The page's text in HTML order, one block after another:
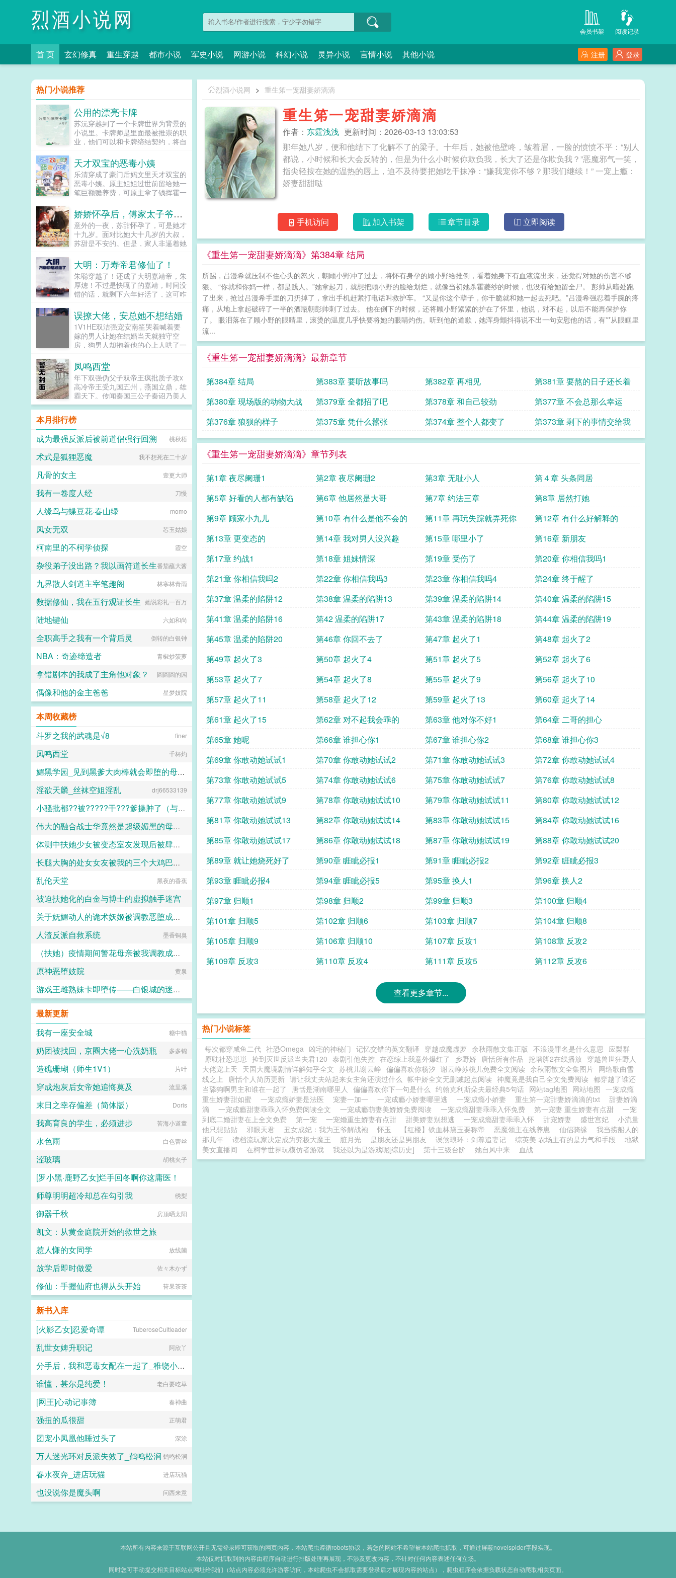
烈酒小说网 阅读记录
会员书架
首 页 玄幻修真 重生穿越 都市小说 军史小说 网游小说 科幻小说 灵异小说 言情小说 其他小说 登录
注册
烈酒小说网 > 重生笫一宠甜妻娇滴滴
重生笫一宠甜妻娇滴滴
作者： 东霆浅浅 更新时间：2026-03-13 13:03:53
那年她八岁，便和他结下了化解不了的梁子。十年后，她被他壁咚，皱着眉，一脸的愤愤不平：“别人
都说，小时候和长大会反转的，但是为什么小时候你欺负我，长大了还是你欺负我？”恶魔邪气一笑，
指尖轻按在她的温热的唇上，迫不及待要把她吃干抹净：“嫌我宠你不够？那我们继续！” 一宠上瘾：
娇妻甜甜哒
手机访问 加入书架 章节目录 立即阅读
《重生笫一宠甜妻娇滴滴》第384章 结局
所赐，吕漫希就压制不住心头的怒火，朝顾小野冲了过去，将怀有身孕的顾小野给推倒，看着她身下有血液流出来，还觉得对她的伤害不够
狠。 “你就和你妈一样，都是贱人。”她拿起刀，就想把顾小野的脸给划烂，就像当初她杀霍菱纱的时候，也没有给她留全尸。 彭帅从暗处跑
了出来，抢过吕漫希手里的刀扔掉了，拿出手机赶紧打电话叫救护车。 “又是你这个孽子，你干脆就和她一起去死吧。”吕漫希强忍着手腕的疼
痛，从地上拿起破碎了一半的酒瓶朝彭帅刺了过去。 他在倒下的时候，还将顾小野紧紧的护在了怀里，他说，对不起，以后不能再保护你
了。 眼泪落在了顾小野的眼睛里，滚烫的温度几乎快要将她的眼睛灼伤。听到他的道歉，她浑身颤抖得说不出一句安慰他的话，有**从眼眶里
流...
《重生笫一宠甜妻娇滴滴》最新章节
第384章 结局 第383章 要听故事吗 第382章 再相见
第381章 要熬的日子还长着
第380章 现场版的动物大战
第379章 全都招了吧 第378章 和自己较劲
第377章 不会总那么幸运
第376章 狼狈的样子
第375章 凭什么嚣张 第374章 整个人都变了 第373章 剩下的事情交给我
《重生笫一宠甜妻娇滴滴》章节列表
第1章 夜尽阑珊1 第2章 夜尽阑珊2 第3章 无耻小人
第４章 头条同居
第5章 好看的人都有缺陷
第6章 他居然是大哥 第7章 约法三章
第8章 居然打她
第9章 顾家小九儿
第10章 有什么是他不会的 第11章 再玩失踪就弄死你
第12章 有什么好解释的
第13章 更变态的
第14章 我对男人没兴趣 第15章 哪里小了
第16章 新朋友
第17章 约战1
第18章 姐妹情深 第19章 受伤了
第20章 你相信我吗1
第21章 你相信我吗2
第22章 你相信我吗3 第23章 你相信我吗4
第24章 终于醒了
第37章 温柔的陷阱12
第38章 温柔的陷阱13 第39章 温柔的陷阱14
第40章 温柔的陷阱15
第41章 温柔的陷阱16
第42 温柔的陷阱17 第43章 温柔的陷阱18
第44章 温柔的陷阱19
第45章 温柔的陷阱20
第46章 你回不去了 第47章 起火了1
第48章 起火了2
第49章 起火了3
第50章 起火了4 第51章 起火了5
第52章 起火了6
第53章 起火了7
第54章 起火了8 第55章 起火了9
第56章 起火了10
第57章 起火了11
第58章 起火了12 第59章 起火了13
第60章 起火了14
第61章 起火了15
第62章 对不起我会乖的 第63章 他对你不好1
第64章 二哥的担心
第65章 她呢
第66章 谁担心你1 第67章 谁担心你2
第68章 谁担心你3
第69章 你敢动她试试1
第70章 你敢动她试试2 第71章 你敢动她试试3
第72章 你敢动她试试4
第73章 你敢动她试试5
第74章 你敢动她试试6 第75章 你敢动她试试7
第76章 你敢动她试试8
第77章 你敢动她试试9
第78章 你敢动她试试10 第79章 你敢动她试试11
第80章 你敢动她试试12
第81章 你敢动她试试13
第82章 你敢动她试试14 第83章 你敢动她试试15
第84章 你敢动她试试16
第85章 你敢动她试试17
第86章 你敢动她试试18 第87章 你敢动她试试19
第88章 你敢动她试试20
第89章 就让她烧死好了
第90章 睚眦必报1 第91章 睚眦必报2
第92章 睚眦必报3
第93章 睚眦必报4
第94章 睚眦必报5 第95章 换人1
第96章 换人2
第97章 归顺1
第98章 归顺2 第99章 归顺3
第100章 归顺4
第101章 归顺5
第102章 归顺6 第103章 归顺7
第104章 归顺8
第105章 归顺9
第106章 归顺10 第107章 反攻1
第108章 反攻2
第109章 反攻3
第110章 反攻4 第111章 反攻5 第112章 反攻6
查看更多章节...
热门小说标签
每次都穿咸鱼二代 社恐Omega 凶宅的神秘门 记忆交错的英文翻译 穿越成魔虚萝 余秋雨散文集正版 不浪漫罪名是什么意思 应梨群
原耽社恐崽崽 捡到灭世反派当夫君120 泰剧引他失控 在恋综上我意外爆红了 乡野娇 唐恬所有作品 挖墙脚2在线播放 穿越兽世狂野人
大佬宠上天 天国大魔境剧情详解知乎全文 苏桃儿谢云峥 偏偏喜欢你杨汐 谢云峥苏桃儿免费全文阅读 余秋雨散文全集图片 网络歌曲雪
线之上
唐恬个人简历更新 请让我丈夫站起来女主角还演过什么 帐中娇全文无删减起点阅读 神魔竟是我自己全文免费阅读 都穿越了谁还
当舔狗啊男主和谁在一起了
唐恬是湖南哪里人 偏偏喜欢你下一句是什么 约翰克利斯朵夫最经典5句话 网站tag地图 网站地图 一宠成瘾
重生娇妻甜如蜜
一宠成瘾娇妻是法医 宠妻一加一 一宠成瘾小娇妻哪里逃 一宠成瘾小娇妻 重生笫一宠甜妻娇滴滴的txt
甜妻娇滴
滴
一宠成瘾甜妻乖乖入怀免费阅读全文 一宠成瘾萌妻美娇娇免费阅读 一宠成瘾甜妻乖乖入怀免费 第一宠妻 重生娇妻有点甜
一宠
到底二婚甜妻在上全文免费
第一宠 一宠婚重生娇妻有点甜 甜美娇妻别想逃 一宠成瘾甜妻乖乖入怀 甜宠娇妻 盛世宫妃
小流量
他只想贴贴
邪眼天君 丑女成妃：我为王爷解战袍 怀玉 【红楼】铁血林黛玉要称帝 恶魔领主在线养崽 仙侣骑缘
我当捞船人的
那几年
读档流玩家决定成为究极大魔王 脏月光 是朋友还是男朋友 误煞琅环：剑尊追妻记 综英美 农场主有的是力气和手段
地狱
美女直播间
在柯学世界玩模仿者游戏 我还以为是游戏呢[综历史] 第十三级台阶 她自风中来 血战
热门小说推荐
公用的漂亮卡牌
苏沅穿越到了一个卡牌世界为背景的
小说里。卡牌师是里面最被推崇的职
业，他们可以和卡牌缔结契约，将自
的事情。出身卡牌师世家的苏沅毫无
卡牌师的天赋，并且疾病缠身，时不
时就会变成植物人沉睡。只有苏沅自
己知道，他的每次沉睡，都会进入卡
牌世界变成一张可被契约的卡牌。他
个，而只要身为卡牌的他死亡，他就
能解除植物人状态从现实世界里醒
来，相应的疾病也会自动痊愈。苏沅
不断地成为卡牌，又不断地死遁。卡
那个横空出世的黑马突然恋爱了，谈
得还是极其罕见的人牌恋，有了个哑
巴小卡牌妻子。就在众人终于找到可
以嘲讽的点齐齐嘲讽时，上一秒还带
头嘲弄的世家卡二代突然也有了个眼
半退圈的大佬忽然开始推动人牌婚姻
合法化为了他柔弱需要照顾的耳聋卡
牌男朋友。各位风云人物接连都有了
个卡牌老婆，但要命的是，他们的老
婆又像是遭到了诅咒般接连丧命，整
不已。直到有一天，大佬们忽然发现
自己又能召唤自己的老婆了。健健康
康，没有疾病的老婆。只是事情非但
没有好转，反而更恶化了。因为发现
大佬们的老婆竟然是同一个人的众
公用卡牌的苏沅？文案于20241218
截图上传微博～...
天才双宝的恶毒小姨
乐清穿成了豪门后妈文里天才双宝的
恶毒小姨。原主姐姐过世前留给她一
笔巨额赡养费，可原主拿了钱挥霍一
暖，非打即骂，双胞胎只好自己每天
挣钱吃饭找爸爸，后来原主甚至企...
娇娇怀孕后，傅家太子爷每天按时回家
意外的一夜，苏甜怀孕了，可是她才
十九岁。面对比她大十几岁的大叔，
苏甜是不安的。但是，家人非逼着她
能联系大叔。大叔却一口肯定，让她
把孩子生下来，并且亲自上门提亲。
被势力父母侮辱拿不出彩礼的大叔转
头吩咐助理带着六百万现金上门。泼
天的富贵瞬间砸晕了势力父母。彩礼
何关系。大叔带着她从卑微的原生家
庭离开，开启了新的人生。别墅，大
叔隐忍的将她抵在墙上小东西，你要
是再不生，我就忍不住了...
大明：万寿帝君修仙了！
朱聪穿越了！还成了大明嘉靖帝，朱
厚熜！不过是快嘎了的嘉靖，时间没
错的话，就剩下六年好活了，这可咋
不已的时候，却发现自己可以进入一
方修仙世界于是，一个穿梭两界，修
仙的嘉靖诞生了！一个崭新的大明，
也将在真正的万寿帝君手中，成为闪
耀寰宇的伟大仙朝！...
误撩大佬，安总她不想结婚
1V1HE双洁强宠安南笙哭着喊着要
嫁的男人让她在结婚当天就独守空
房，狗男人却抱着他的心上人哄了一
安南笙不打算把日子跪着过下去。该
离就离。她自己本身就是豪门，一心
一意的良人不好找，美男还不是一抓
一大把？恢复单身的安南笙立志要喝
遍美酒撩遍美男，结果美男只是摸到
小手，转头她自己就被人吃干抹净。
安南笙被大佬逼得无处可逃五星好评
给你，不负责行不行？...
凤鸣西堂
年下双强伪父子双帝王疯批质子攻x
高冷帝王受九国五州，燕国立鼎，雄
霸天下。传闻秦国三公子秦诏乃美人
之子，最不得宠。秦国式微，为表忠
心，便将他送去燕国作质子。几渡春
秋，万里霜寒。秦诏乖顺，颇得燕王
宠溺，于及冠年放他归去。哪知三个
月后，他竟扫平障碍，弑父即位。自
幻，他荡平七国，强灭五州，将河山
宫门之日，未杀一名俘虏，未夺半只
自威。二人对上视线，促狭中带着几
微眯，仍循着旧日称呼，质问声凛
俯身，骤然折膝跪了下去往日隐忍换
得狠厉，但唇角柔情却化作了一抹
冠霞帔，金银珠玉贯满箱，另有玺印
璨，忽又改了口，朕，是来迎娶您回
爱的质子攻x每天外冷内热宠溺带娃
高冷美强囚凤帝王受食用注意■时代
私设。双方无任何亲缘关系，质子到
相爱相杀年龄差7岁年下强强身心
（作者广告位3啵啵）■古耽戎马踏
受权臣技能之伺候娇生惯养的公子哥
儿。■古耽照我满怀冰雪忠犬糙汉暗
卫攻x狠戾变态王爷受被王爷一个巴
掌扇爽了。■古耽误我秦楼约高冷闷
骚大将军x骄扬富贵小少爷被老婆倒
追又放弃，将军等会，小祖宗哎！■
东幻众神审判日疯批大佬x高冷之花
为神清路的蓝星5s指挥长军官权昼，
遇到一个顶级疯批罪犯。想杀我？试
试接吻吗？■现耽第13个治疗师狂躁
失眠的霸总，被手段高超的pua心理
治疗师狠狠拿捏。老婆把我的精神病
治成了恋爱脑...
本月排行榜
成为最强反派后被前道侣强行回溯
桃秋梧
术式是狐狸恶魔 我不想死在二十岁
凡骨的女主 壹更大师
我有一卷度人经 刀慢
人缘鸟与蝶豆花·春山绿 momo
凤女无双 芯玉姑娘
柯南里的不柯学侦探 霞空
杂役弟子没出路？我以画符道长生番茄蘸大酱
九界散人剑道主宰笔趣阁 林寒林青雨
数据修仙，我在五行观证长生 她说彩礼一百万
陆地键仙 六如和尚
全职高手之我有一个背后灵 倒转的白银钟
NBA：奇迹缔造者 青椒炒菠萝
拿错剧本的我成了主角他对象？ 圆圆圆的园
偶像和他的金主爸爸 星梦妓院
本周收藏榜
斗罗之我的武魂是√8
finer
凤鸣西堂 千杯灼
媚黑学园_见到黑爹大肉棒就会即堕的母猪教师和婊子学生
佚名
淫欲天麟_丝袜空姐淫乱 drj66533139
小骚批都??被?????干???爹操肿了（与狼共枕）
百无禁忌
伟大的融合战士华竟然是超级媚黑的母猪便器这件事
嘿嘿嘿
体测中扶她少女被变态室友发现后被肆意玩弄
愿璀璨的北极光永远闪耀
长腿大胸的处女女友被我的三个大鸡巴室友轮番调教，狠狠灌精直到怀孕
158330
乱伦天堂 黑夜的香蕉
被迫扶她化的白金与博士的虚拟触手迷宫
关于妩媚动人的诡术妖姬被调教恶堕成媚黑母猪乐芙兰的这档子事
F心R
人渣反派自救系统 墨香铜臭
（扶她）疫情期间警花母亲被我调教成三洞全开的肉便器母狗
霜染official
原神恶堕妓院 黄泉
游戏王雌熟妹卡即堕传——白银城的迷宫主?拉比丽斯篇
最新更新
我有一座安全城
糖中猫
奶团被找回，京圈大佬一心洗奶瓶 多多锦
造礁珊瑚（师生1V1） 片叶
穿成炮灰后女帝她追悔莫及 流里溪
末日之幸存偏差（简体版） Doris
我高育良的学生，必须进步 苦海小道童
水色雨 白色蕾丝
涩玻璃 胡桃夹子
[罗小黑·鹿野乙女]烂手回冬啊你这庸医！
天之方兮望美人
师尊明明超冷却总在勾引我 绣梨
御器千秋 房顶晒太阳
凯文：从黄金庭院开始的救世之旅
无名小作者595
惹人慊的女同学 放线菌
放学后即时做爱 佐々木かず
修仙：手握仙府也得从头开始 苷果茶茶
新书入库
[火影乙女]忍爱奇谭
TuberoseCultleader
乱世女婢升职记 阿欣丫
分手后，我和恶毒女配在一起了_稚饶小饼干
稚饶小饼干
谁懂，甚尔是纯爱！ 老白要吃草
[网王]心动记事簿 春神曲
强扭的瓜很甜 正萌君
团宠小凤凰他睡过头了 深涂
万人迷光环对反派失效了_鹤鸣松涧 鹤鸣松涧
春水夜奔_进店玩猫 进店玩猫
也没说你是魔头啊 问西来意
本站所有内容来源于互联网公开且无需登录即可获取的网页内容，本站爬虫遵循robots协议，若您的网站不希望被本站爬虫抓取，可通过屏蔽novelspider字段实现。
本站仅对抓取到的内容由程序自动进行排版处理再展现，不涉及更改内容，不针对任何内容表述任何立场。
同时您可手动提交相关目标站点网址给我们（站点内容必须允许游客访问，本站爬虫不会抓取需要登录后才展现内容的站点），爬虫程序会依据负载状态自动爬取相关页面。